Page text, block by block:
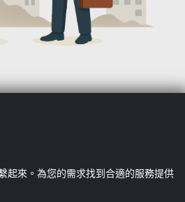
起來。為您的需求找到合適的服務提供